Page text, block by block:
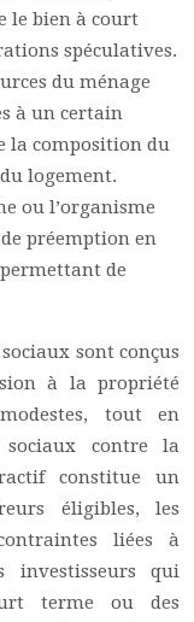
le bien à court
spéculatives.
du ménage
à un certain
la composition du
logement.
ou l’organisme
préemption en
de
sont conçus
à la propriété
tout en
contre la
constitue un
éligibles, les
liées à
investisseurs qui
terme ou des